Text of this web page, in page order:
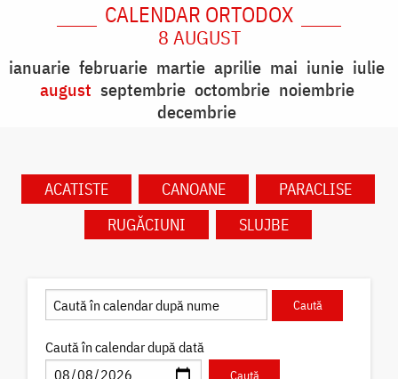
CALENDAR ORTODOX
8 AUGUST
ianuarie februarie martie aprilie mai iunie iulie
august septembrie octombrie noiembrie
decembrie
ACATISTE CANOANE
PARACLISE
RUGĂCIUNI
SLUJBE
Caută în calendar după dată